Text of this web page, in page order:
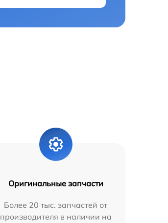
Оригинальные запчасти
Более 20 тыс. запчастей от
производителя в наличии на